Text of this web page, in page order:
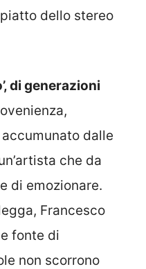
dello stereo
di generazioni
dalle
che da
di emozionare.
Francesco
fonte di
non scorrono